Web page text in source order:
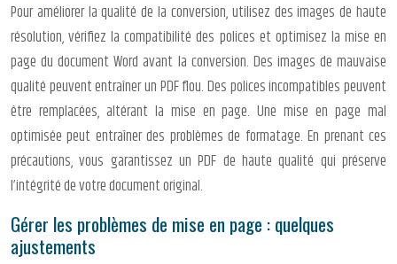
Pour améliorer la qualité de la conversion, utilisez des images de haute
résolution, vérifiez la compatibilité des polices et optimisez la mise en
page du document Word avant la conversion. Des images de mauvaise
qualité peuvent entraîner un PDF flou. Des polices incompatibles peuvent
être remplacées, altérant la mise en page. Une mise en page mal
optimisée peut entraîner des problèmes de formatage. En prenant ces
précautions, vous garantissez un PDF de haute qualité qui préserve
l’intégrité de votre document original.
Gérer les problèmes de mise en page : quelques
ajustements